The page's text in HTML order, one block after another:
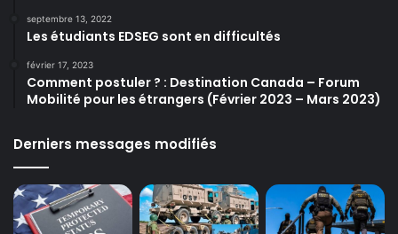
septembre 13, 2022
Les étudiants EDSEG sont en difficultés
février 17, 2023
Comment postuler ? : Destination Canada – Forum
Mobilité pour les étrangers (Février 2023 – Mars 2023)
Derniers messages modifiés